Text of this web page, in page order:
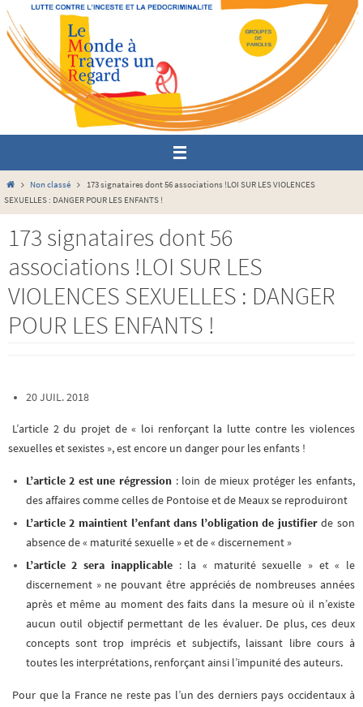
Passer
vers
contenu
HomeNon classé
173 signataires dont 56 associations !LOI SUR LES VIOLENCES
SEXUELLES : DANGER POUR LES ENFANTS !
173 signataires dont 56
associations !LOI SUR LES
VIOLENCES SEXUELLES : DANGER
POUR LES ENFANTS !
20 JUIL. 2018
L’article 2 du projet de « loi renforçant la lutte contre les violences
sexuelles et sexistes », est encore un danger pour les enfants !
L’article 2 est une régression : loin de mieux protéger les enfants,
des affaires comme celles de Pontoise et de Meaux se reproduiront
L’article 2 maintient l’enfant dans l’obligation de justifierde son
absence de « maturité sexuelle » et de « discernement »
L’article 2 sera inapplicable: la « maturité sexuelle » et « le
discernement » ne pouvant être appréciés de nombreuses années
après et même au moment des faits dans la mesure où il n’existe
aucun outil objectif permettant de les évaluer. De plus, ces deux
concepts sont trop imprécis et subjectifs, laissant libre cours à
toutes les interprétations, renforçant ainsi l’impunité des auteurs.
Pour que la France ne reste pas l’un des derniers pays occidentaux à